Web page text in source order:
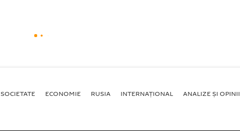
SOCIETATE ECONOMIE RUSIA INTERNAŢIONAL ANALIZE ȘI OPINII